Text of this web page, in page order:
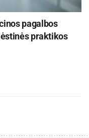
pagalbos
praktikos